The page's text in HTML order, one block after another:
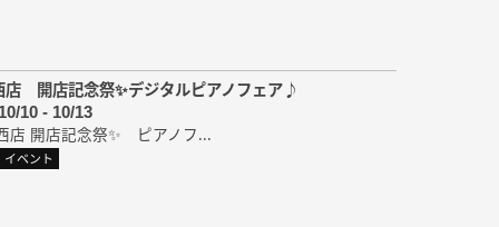
店 開店記念祭✨デジタルピアノフェア♪
10 - 10/13
店 開店記念祭✨ ピアノフ...
イベント